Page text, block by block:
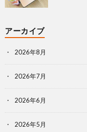
アーカイブ
2026年8月
2026年7月
2026年6月
2026年5月